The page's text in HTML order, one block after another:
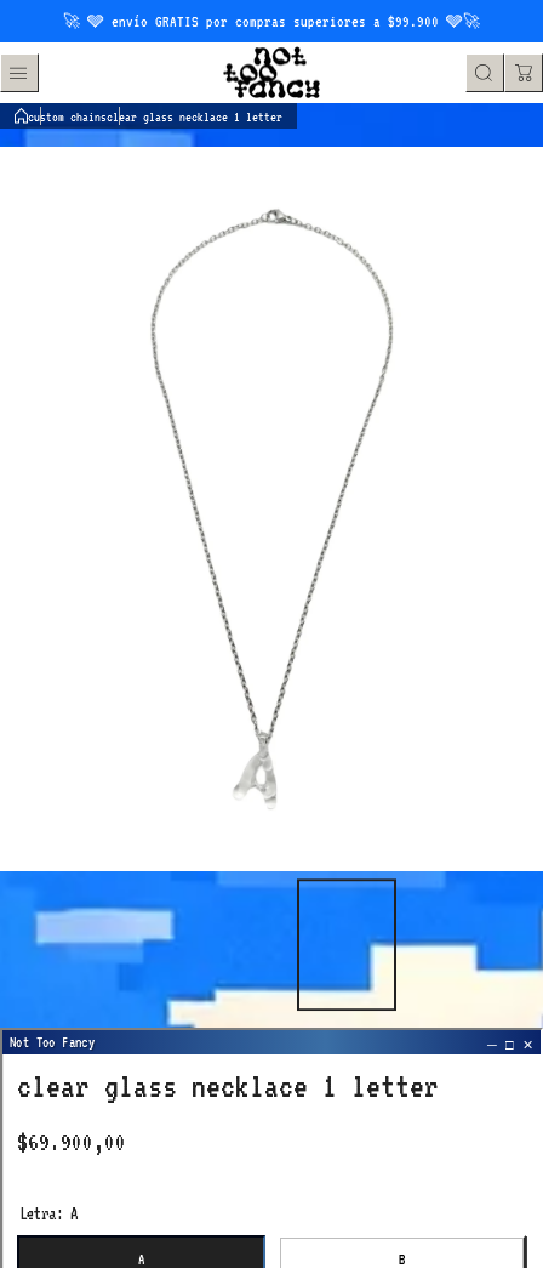
Saltar al contenido
🚀 🩶 envío GRATIS por compras superiores a $99.900 🩶🚀
custom chainsclear glass necklace 1 letter
clear glass necklace 1 letter
$69.900,00
Letra: A
A B